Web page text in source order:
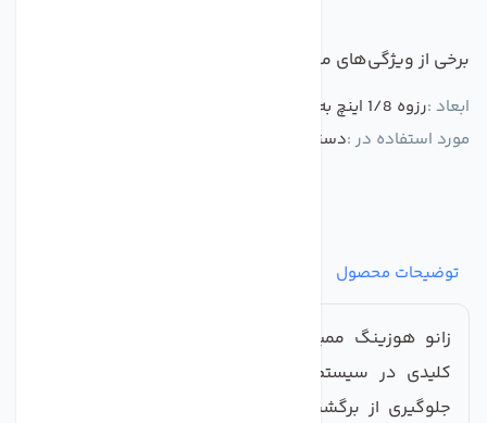
برخی از ویژگی‌های مهم این محصول :
ابعاد :رزوه 1/8 اینچ به فیتینگ 1/4 اینچ
مورد استفاده در :دستگاه تصفیه کننده آب
توضیحات محصول
زانو هوزینگ ممبران تکومن سوپاپ دار یکی از اجزای
کلیدی در سیستم‌های تصفیه آب است که به منظور
جلوگیری از برگشت آب تصفیه شده به سمت هوزینگ